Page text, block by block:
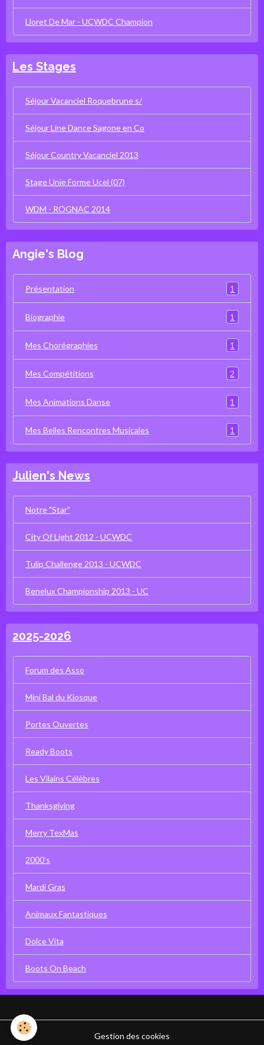
Lloret De Mar - UCWDC Champion
Les Stages
Séjour Vacanciel Roquebrune s/
Séjour Line Dance Sagone en Co
Séjour Country Vacanciel 2013
Stage Unie Forme Ucel (07)
WDM - ROGNAC 2014
Angie's Blog
Présentation 1
Biographie 1
Mes Chorégraphies 1
Mes Compétitions 2
Mes Animations Danse 1
Mes Belles Rencontres Musicales 1
Julien's News
Notre "Star"
City Of Light 2012 - UCWDC
Tulip Challenge 2013 - UCWDC
Benelux Championship 2013 - UC
2025-2026
Forum des Asso
Mini Bal du Kiosque
Portes Ouvertes
Ready Boots
Les Vilains Célèbres
Thanksgiving
Merry TexMas
2000's
Mardi Gras
Animaux Fantastiques
Dolce Vita
Boots On Beach
Gestion des cookies